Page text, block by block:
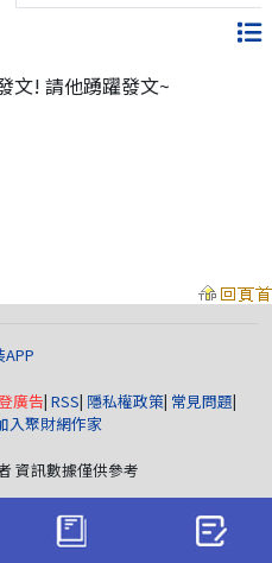
文! 請他踴躍發文~
APP
廣告| RSS| 隱私權政策| 常見問題|
入聚財網作家
資訊數據僅供參考
All Rights Reserved.